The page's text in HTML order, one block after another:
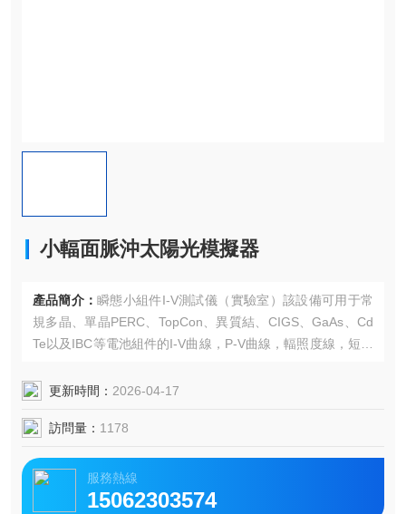
小輻面脈沖太陽光模擬器
產品簡介： 瞬態小組件I-V測試儀（實驗室）該設備可用于常
規多晶、單晶PERC、TopCon、異質結、CIGS、GaAs、Cd
Te以及IBC等電池組件的I-V曲線，P-V曲線，輻照度線，短路
因子，轉換效率，串聯電阻，并聯電阻等參數的測量。
更新時間： 2026-04-17
訪問量： 1178
服務熱線
15062303574